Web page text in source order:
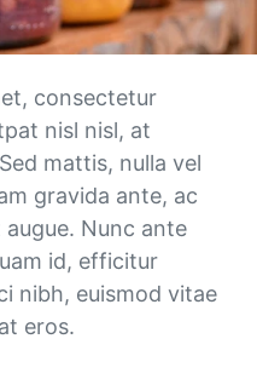
consectetur
nisl nisl, at
mattis, nulla vel
gravida ante, ac
Nunc ante
id, efficitur
nibh, euismod vitae
eros.